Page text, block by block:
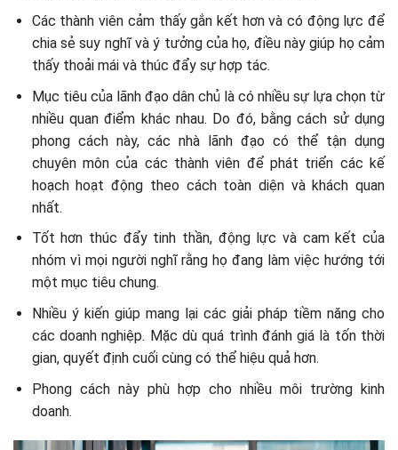
Các thành viên cảm thấy gắn kết hơn và có động lực để
chia sẻ suy nghĩ và ý tưởng của họ, điều này giúp họ cảm
thấy thoải mái và thúc đẩy sự hợp tác.
Mục tiêu của lãnh đạo dân chủ là có nhiều sự lựa chọn từ
nhiều quan điểm khác nhau. Do đó, bằng cách sử dụng
phong cách này, các nhà lãnh đạo có thể tận dụng
chuyên môn của các thành viên để phát triển các kế
hoạch hoạt động theo cách toàn diện và khách quan
nhất.
Tốt hơn thúc đẩy tinh thần, động lực và cam kết của
nhóm vì mọi người nghĩ rằng họ đang làm việc hướng tới
một mục tiêu chung.
Nhiều ý kiến ​​giúp mang lại các giải pháp tiềm năng cho
các doanh nghiệp. Mặc dù quá trình đánh giá là tốn thời
gian, quyết định cuối cùng có thể hiệu quả hơn.
Phong cách này phù hợp cho nhiều môi trường kinh
doanh.